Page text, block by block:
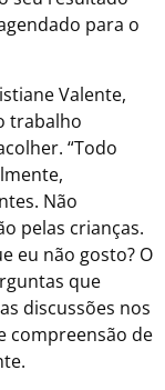
para o
Valente,
trabalho
“Todo
Não
pelas crianças.
eu não gosto? O
que
discussões nos
compreensão de